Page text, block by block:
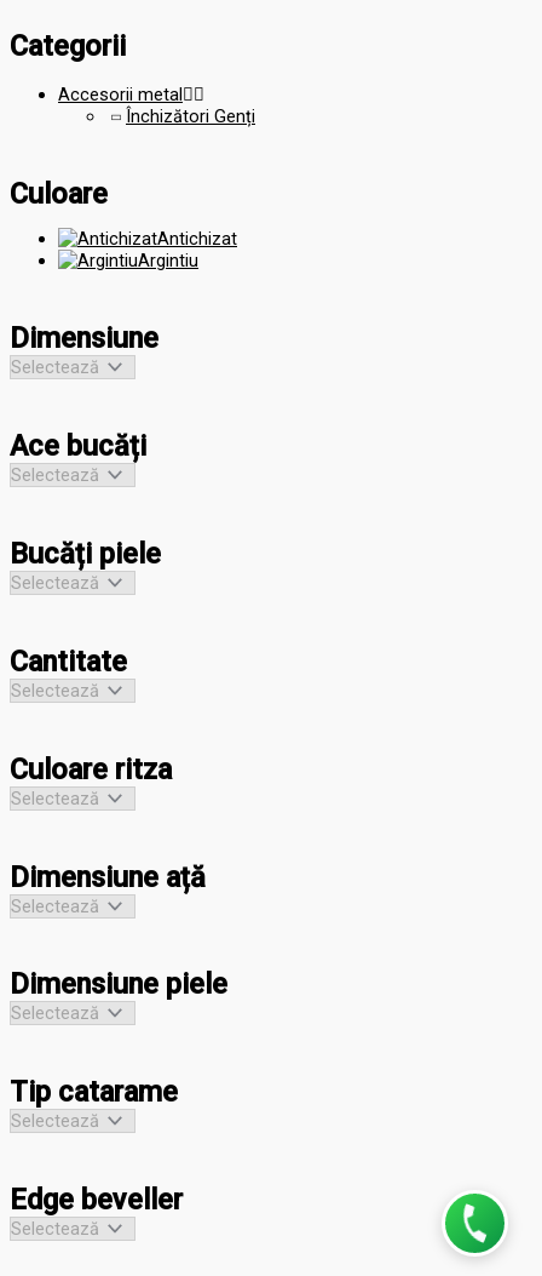
Categorii
Accesorii metal
Închizători Genți
Culoare
Antichizat
Argintiu
Dimensiune
Ace bucăți
Bucăți piele
Cantitate
Culoare ritza
Dimensiune ață
Dimensiune piele
Tip catarame
Edge beveller